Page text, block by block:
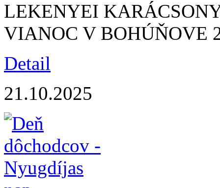
LEKENYEI
VIANOC V BOHÚŇOVE
Detail
21.10.2025